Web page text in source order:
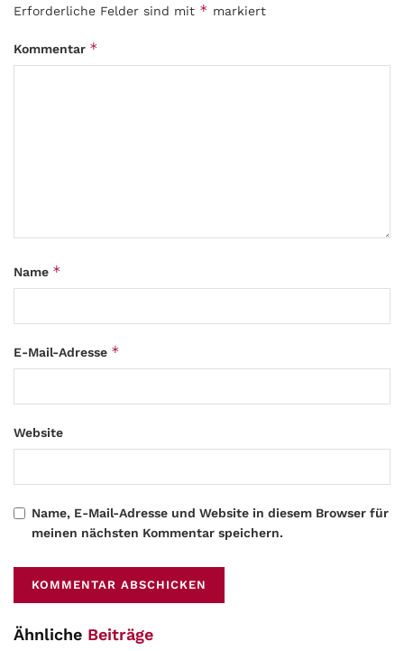
Erforderliche Felder sind mit * markiert
Kommentar *
Name *
E-Mail-Adresse *
Website
Name, E-Mail-Adresse und Website in diesem Browser für
meinen nächsten Kommentar speichern.
Ähnliche Beiträge